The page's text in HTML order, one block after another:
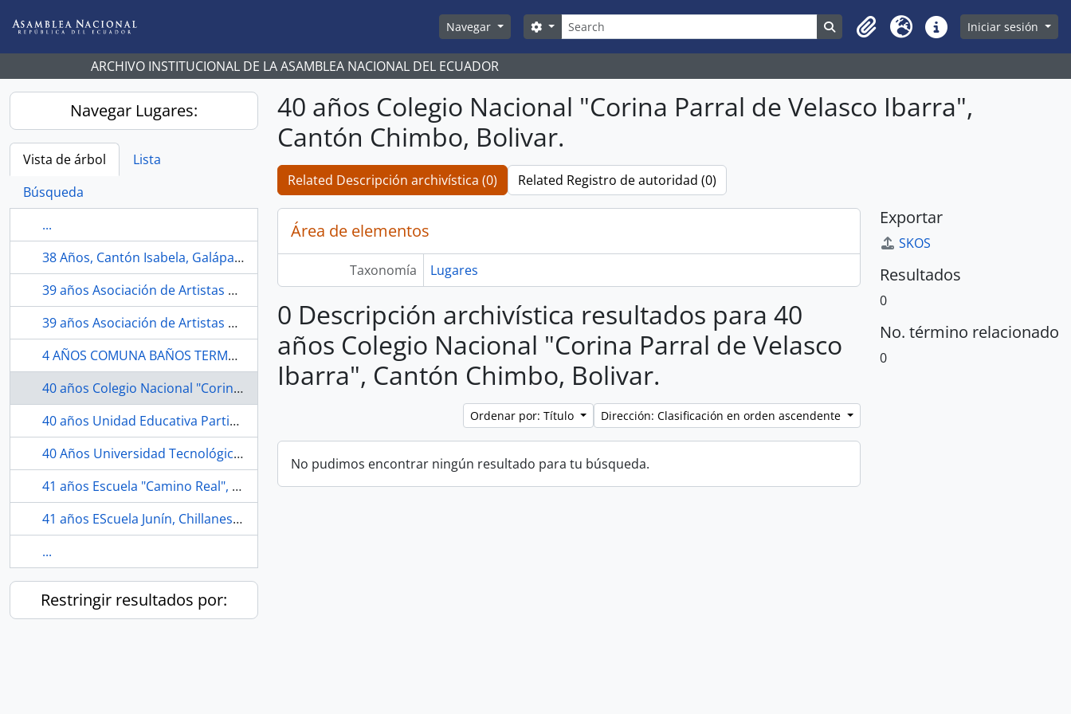
Navegar
Búsqueda
Search options Search in browse page
Clipboard
Idioma Enlaces rápidos
Iniciar sesión
ARCHIVO INSTITUCIONAL DE LA ASAMBLEA NACIONAL DEL ECUADOR
Navegar Lugares:
Vista de árbol
Lista
Búsqueda
...
38 Años, Cantón Isabela, Galápagos.
39 años Asociación de Artistas Profesionales de imbabura, Ibarra.
39 años Asociación de Artistas Profesionales de Imbabura, Ibarra.
4 AÑOS COMUNA BAÑOS TERMALES DE SAN VICENTE.
40 años Colegio Nacional "Corina Parral de Velasco Ibarra", Cantón Chimbo, Bolivar.
40 años Unidad Educativa Particular Bilingüe "Liceo Panamericano", Guayaquil.
40 Años Universidad Tecnológica Equinoccial "UTE", Quito.
41 años Escuela "Camino Real", Cantón San Miguel, Bolívar.
41 años EScuela Junín, Chillanes, Bolívar
...
Restringir resultados por:
40 años Colegio Nacional "Corina Parral de Velasco Ibarra",
Cantón Chimbo, Bolivar.
Related Descripción archivística (0) Related Registro de autoridad (0)
Área de elementos
Taxonomía Lugares
0 Descripción archivística resultados para 40
años Colegio Nacional "Corina Parral de Velasco
Ibarra", Cantón Chimbo, Bolivar.
Ordenar por: Título Dirección: Clasificación en orden ascendente
No pudimos encontrar ningún resultado para tu búsqueda.
Exportar
SKOS
Resultados
0
No. término relacionado
0